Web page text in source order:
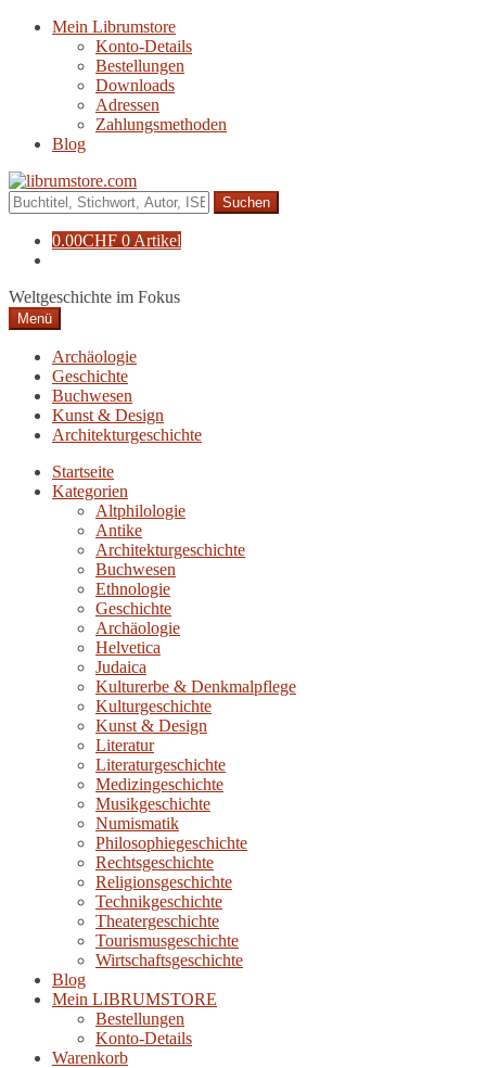
Navigation
Zum
Mein Librumstore
Konto-Details
Bestellungen
Downloads
Adressen
Zahlungsmethoden
Blog
Suche
nach:
0.00CHF 0 Artikel
Weltgeschichte im Fokus
Menü
Archäologie
Geschichte
Buchwesen
Kunst & Design
Architekturgeschichte
Startseite
Kategorien
Altphilologie
Antike
Architekturgeschichte
Buchwesen
Ethnologie
Geschichte
Archäologie
Helvetica
Judaica
Kulturerbe & Denkmalpflege
Kulturgeschichte
Kunst & Design
Literatur
Literaturgeschichte
Medizingeschichte
Musikgeschichte
Numismatik
Philosophiegeschichte
Rechtsgeschichte
Religionsgeschichte
Technikgeschichte
Theatergeschichte
Tourismusgeschichte
Wirtschaftsgeschichte
Blog
Mein LIBRUMSTORE
Bestellungen
Konto-Details
Warenkorb